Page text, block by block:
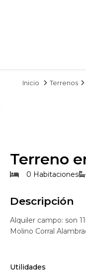
Inicio Terrenos
Terreno
0 Habitaciones
Descripción
Alquiler campo: son
Molino Corral
Utilidades